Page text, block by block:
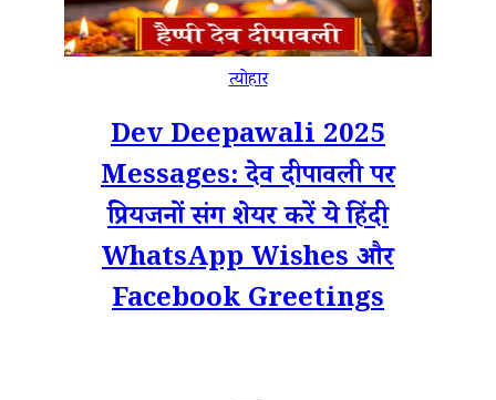
त्योहार
Dev Deepawali 2025
Messages: देव दीपावली पर
प्रियजनों संग शेयर करें ये हिंदी
WhatsApp Wishes और
Facebook Greetings